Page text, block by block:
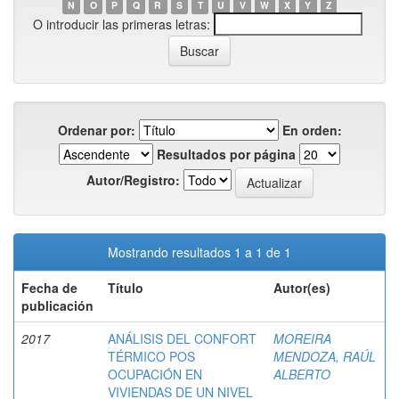
N
O P Q R S T U V W X Y Z
O introducir las primeras letras:
Ordenar por:
En orden:
Resultados por página
Autor/Registro:
Mostrando resultados 1 a 1 de 1
Fecha de
publicación
Título Autor(es)
2017
ANÁLISIS DEL CONFORT
TÉRMICO POS
OCUPACIÓN EN
VIVIENDAS DE UN NIVEL
MOREIRA
MENDOZA, RAÚL
ALBERTO